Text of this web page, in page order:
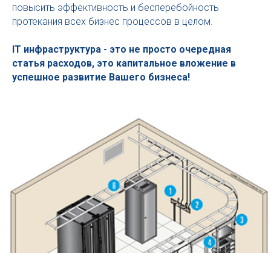
повысить эффективность и бесперебойность
протекания всех бизнес процессов в целом.
IT инфраструктура - это не просто очередная
статья расходов, это капитальное вложение в
успешное развитие Вашего бизнеса!